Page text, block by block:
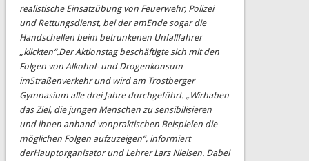
realistische Einsatzübung von Feuerwehr, Polizei
und Rettungsdienst, bei der amEnde sogar die
Handschellen beim betrunkenen Unfallfahrer
„klickten“.Der Aktionstag beschäftigte sich mit den
Folgen von Alkohol- und Drogenkonsum
imStraßenverkehr und wird am Trostberger
Gymnasium alle drei Jahre durchgeführt. „Wirhaben
das Ziel, die jungen Menschen zu sensibilisieren
und ihnen anhand vonpraktischen Beispielen die
möglichen Folgen aufzuzeigen“, informiert
derHauptorganisator und Lehrer Lars Nielsen. Dabei